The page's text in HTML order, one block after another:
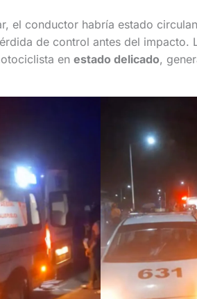
el conductor habría estado
de control antes del impacto.
en estado delicado,